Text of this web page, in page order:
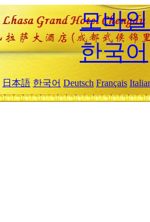
모바
한국어
日本語 한국어 Deutsch Français